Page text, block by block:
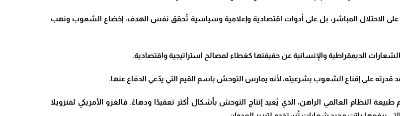
على الاحتلال المباشر، بل على أدوات اقتصادية وإعلامية وسياسية تُحقق نفس الهدف: إخضاع الشعوب ونهب
الديمقراطية والإنسانية عن حقيقتها كغطاء لمصالح استراتيجية واقتصادية.
على إقناع الشعوب بشرعيته، لأنه يمارس التوحش باسم القيم التي يدّعي الدفاع عنها.
العالمي الراهن، الذي يُعيد إنتاج التوحش بأشكال أكثر تعقيدًا ودهاءً. فالغزو الأمريكي لفنزويلا